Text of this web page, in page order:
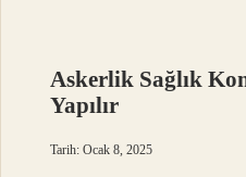
Askerlik Sağlık
Yapılır
Tarih: Ocak 8, 2025